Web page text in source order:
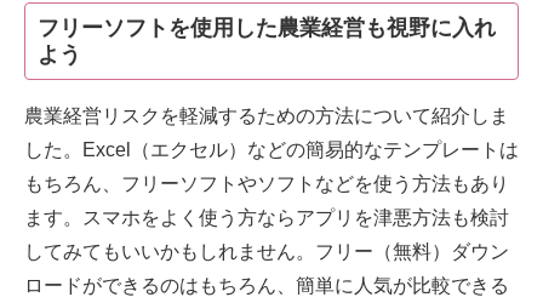
フリーソフトを使用した農業経営も視野に入れ
よう
農業経営リスクを軽減するための方法について紹介しま
した。Excel（エクセル）などの簡易的なテンプレートは
もちろん、フリーソフトやソフトなどを使う方法もあり
ます。スマホをよく使う方ならアプリを津悪方法も検討
してみてもいいかもしれません。フリー（無料）ダウン
ロードができるのはもちろん、簡単に人気が比較できる